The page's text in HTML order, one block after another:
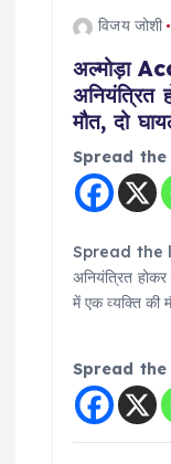
विजय जोशी
अल्मोड़ा
अनियंत्रित
मौत, दो
Spread
Spread the
अनियंत्रित
में एक व्यक्ति की
Spread